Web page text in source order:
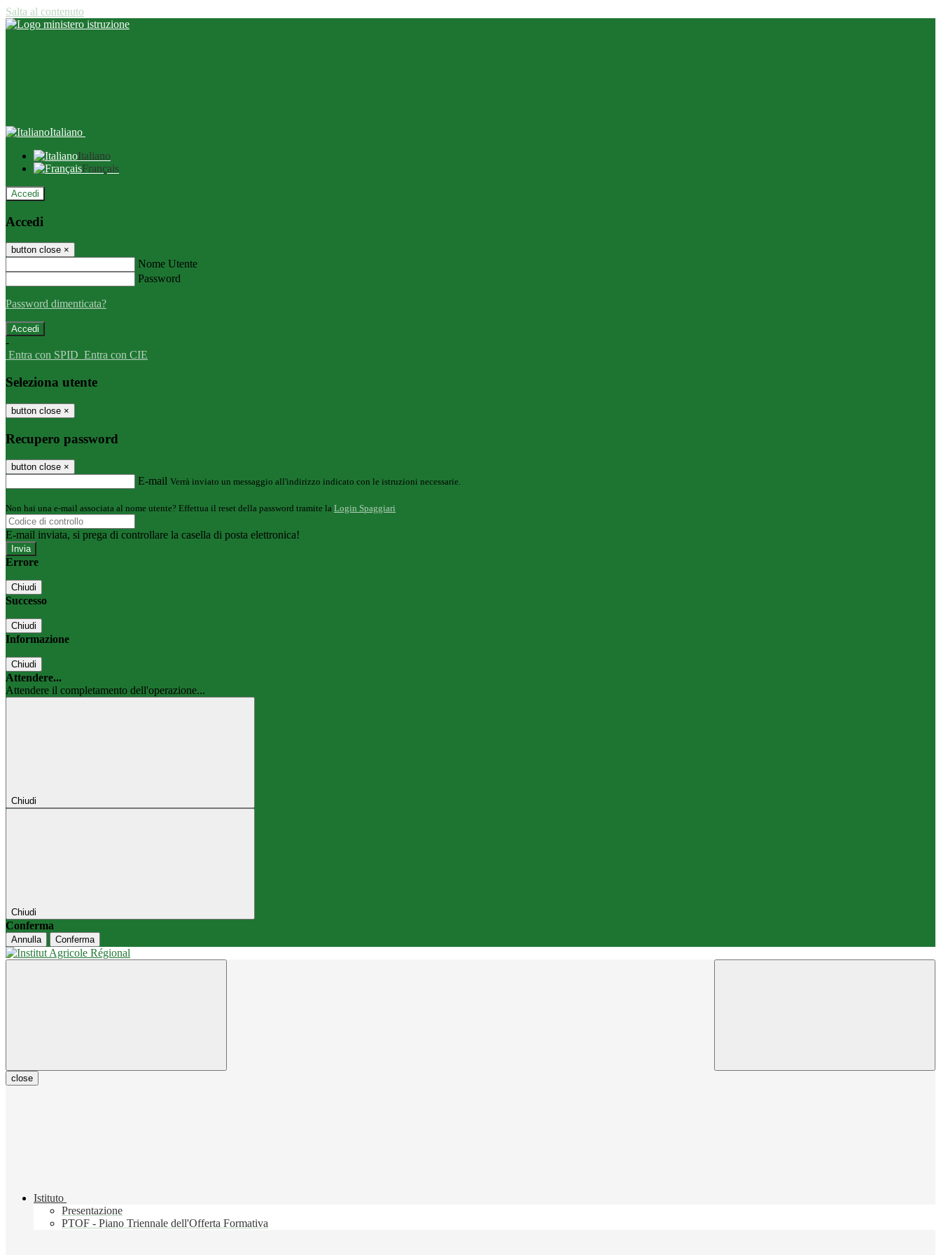
Salta al contenuto
Italiano
Italiano
Français
Accedi
Accedi
button close ×
Nome Utente
Password
Password dimenticata?
-
Entra con SPID Entra con CIE
Seleziona utente
button close ×
Recupero password
button close ×
E-mail Verrà inviato un messaggio all'indirizzo indicato con le istruzioni necessarie.
Non hai una e-mail associata al nome utente? Effettua il reset della password tramite la Login Spaggiari
E-mail inviata, si prega di controllare la casella di posta elettronica!
Errore
Chiudi
Successo
Chiudi
Informazione
Chiudi
Attendere...
Attendere il completamento dell'operazione...
Chiudi
Chiudi
Conferma
Annulla Conferma
close
Istituto
Presentazione
PTOF - Piano Triennale dell'Offerta Formativa